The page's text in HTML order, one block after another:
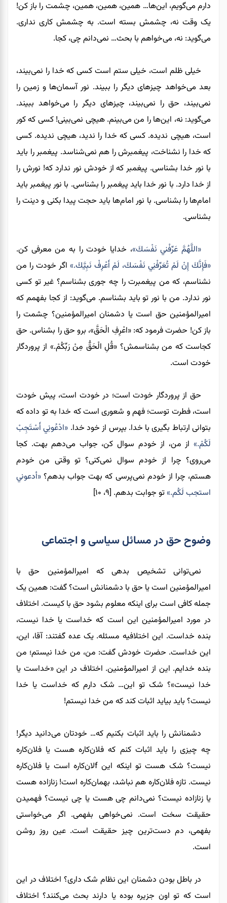
دارم می‌گویم، این‌ها… همین، همین، همین، چشمت را باز کن!
یک وقت نه، چشمش بسته است. به چشمش کاری نداری.
می‌گوید: نه، می‌خواهم با بحث… نمی‌دانم چی، کجا.
خیلی ظلم است، خیلی ستم است کسی که خدا را نمی‌بیند،
بعد می‌خواهد چیزهای دیگر را ببیند. نور آسمان‌ها و زمین را
نمی‌بیند، حق را نمی‌بیند، چیزهای دیگر را می‌خواهد ببیند.
می‌گوید: نه، این‌ها را من می‌بینم. هیچی نمی‌بینی! کسی که کور
است، هیچی ندیده. کسی که خدا را ندید، هیچی ندیده. کسی
که خدا را نشناخت، پیغمبرش را هم نمی‌شناسد. پیغمبر را باید
با نور خدا بشناسی. پیغمبر که از خودش نور ندارد که! نورش را
از خدا دارد. با نور خدا باید پیغمبر را بشناسی. با نور پیغمبر باید
امام‌ها را بشناسی. با نور امام‌ها باید حجت پیدا بکنی و دینت را
بشناسی.
«اللَّهُمَّ عَرِّفْني نَفْسَكَ»، خدایا خودت را به من معرفی کن.
«فَإِنَّكَ إِنْ لَمْ تُعَرِّفْنِي نَفْسَكَ، لَمْ أَعْرِفْ نَبِيَّكَ.» اگر خودت را من
نشناسم، که من پیغمبرت را چه جوری بشناسم؟ غیر تو کسی
نور ندارد. من با نور تو باید بشناسم. می‌گوید: از کجا بفهمم که
امیرالمؤمنین حق است یا دشمنان امیرالمؤمنین؟ چشمت را
باز کن! حضرت فرمود که: «اعْرِفِ الْحَقَّ»، برو حق را بشناس. حق
کجاست که من بشناسمش؟ «قُلِ الْحَقُّ مِنْ رَبِّكُمْ.» از پروردگار
خودت است.
حق از پروردگار خودت است؛ در خودت است، پیش خودت
است، فطرت توست؛ فهم و شعوری است که خدا به تو داده که
بتوانی ارتباط بگیری با خدا. بپرس از خود خدا. «ادْعُونِي أَسْتَجِبْ
لَكُمْ.» از من، از خودم سوال کن، جواب می‌دهم بهت. کجا
می‌روی؟ چرا از خودم سوال نمی‌کنی؟ تو وقتی من خودم
هستم، چرا از خودم نمی‌پرسی که بهت جواب بدهم؟«أدعوني
استجب لَکُم.»تو جوابت بدهم. [۹، ۱۰]
وضوح حق در مسائل سیاسی و اجتماعی
نمی‌توانی تشخیص بدهی که امیرالمؤمنین حق با
امیرالمؤمنین است یا حق با دشمنانش است؟ گفت: همین یک
جمله کافی است برای اینکه معلوم بشود حق با کیست. اختلاف
در مورد امیرالمؤمنین این است که خداست یا خدا نیست،
بنده خداست. این اختلافیه مسئله. یک عده گفتند: آقا، این،
این خداست. حضرت خودش گفت: من، من خدا نیستم؛ من
بنده خدایم. این از امیرالمؤمنین. اختلاف در این «خداست یا
خدا نیست»؟ شک تو این… شک دارم که خداست یا خدا
نیست؟ باید بیاید اثبات کند که من خدا نیستم!
دشمنانش را باید اثبات بکنیم که… خودتان می‌دانید دیگر!
چه چیزی را باید اثبات کنم که فلان‌کاره هست یا فلان‌کاره
نیست؟ شک هست تو اینکه این fلان‌کاره است یا فلان‌کاره
نیست. تازه فلان‌کاره هم نباشد، بهمان‌کاره است! زنازاده هست
یا زنازاده نیست؟ نمی‌دانم چی هست یا چی نیست؟ فهمیدن
حقیقت سخت است. نمی‌خواهی بفهمی. اگر می‌خواستی
بفهمی، دم دست‌ترین چیز حقیقت است. عین روز روشن
است.
در باطل بودن دشمنان این نظام شک داری؟ اختلاف در این
است که تو اون جزیره بوده یا دارند بحث می‌کنند؟ اختلاف